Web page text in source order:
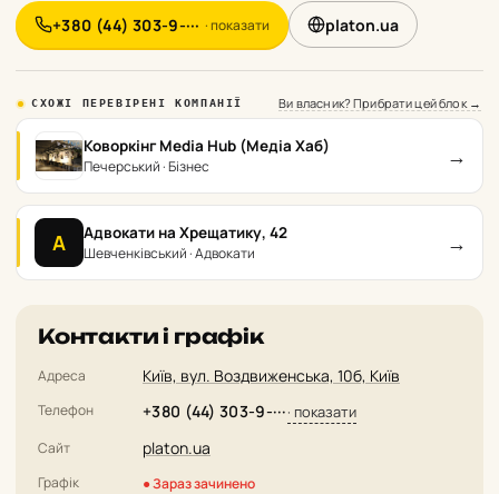
+380 (44) 303-9-··· · показати platon.ua
СХОЖІ ПЕРЕВІРЕНІ КОМПАНІЇ Ви власник? Прибрати цей блок →
Коворкінг Media Hub (Медіа Хаб)
Печерський · Бізнес →
А Адвокати на Хрещатику, 42
Шевченківський · Адвокати →
Контакти і графік
Адреса Київ, вул. Воздвиженська, 10б, Київ
Телефон +380 (44) 303-9-···· показати
Сайт platon.ua
Графік ● Зараз зачинено